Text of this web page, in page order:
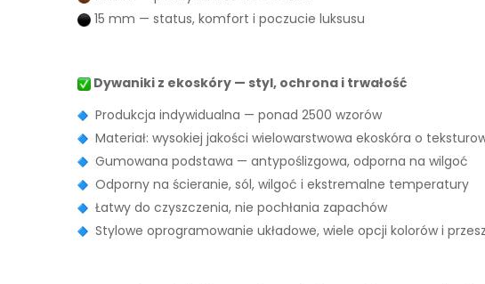
15 mm — status, komfort i poczucie luksusu
Dywaniki z ekoskóry — styl, ochrona i trwałość
Produkcja indywidualna — ponad 2500 wzorów
Materiał: wysokiej jakości wielowarstwowa ekoskóra o
Gumowana podstawa — antypoślizgowa, odporna na wilgoć
Odporny na ścieranie, sól, wilgoć i ekstremalne temperatury
Łatwy do czyszczenia, nie pochłania zapachów
Stylowe oprogramowanie układowe, wiele opcji kolorów i